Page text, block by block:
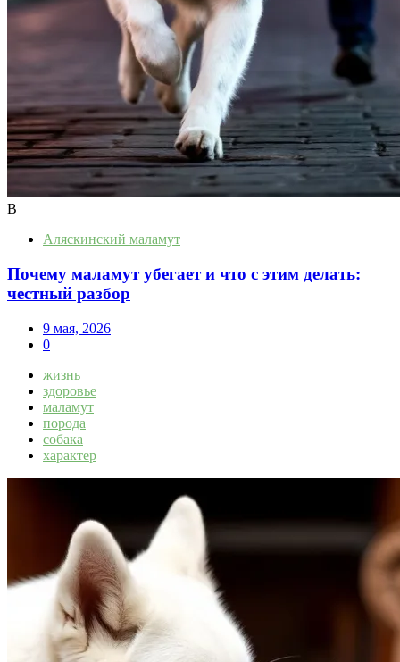
В
Аляскинский маламут
Почему маламут убегает и что с этим делать:
честный разбор
9 мая, 2026
0
жизнь
здоровье
маламут
порода
собака
характер